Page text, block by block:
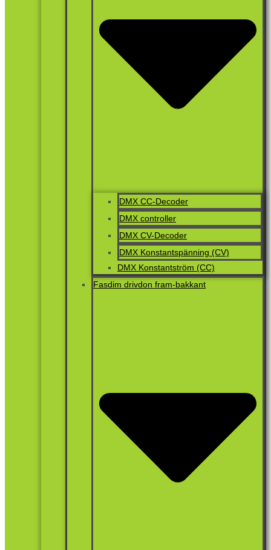
DMX CC-Decoder
DMX controller
DMX CV-Decoder
DMX Konstantspänning (CV)
DMX Konstantström (CC)
Fasdim drivdon fram-bakkant